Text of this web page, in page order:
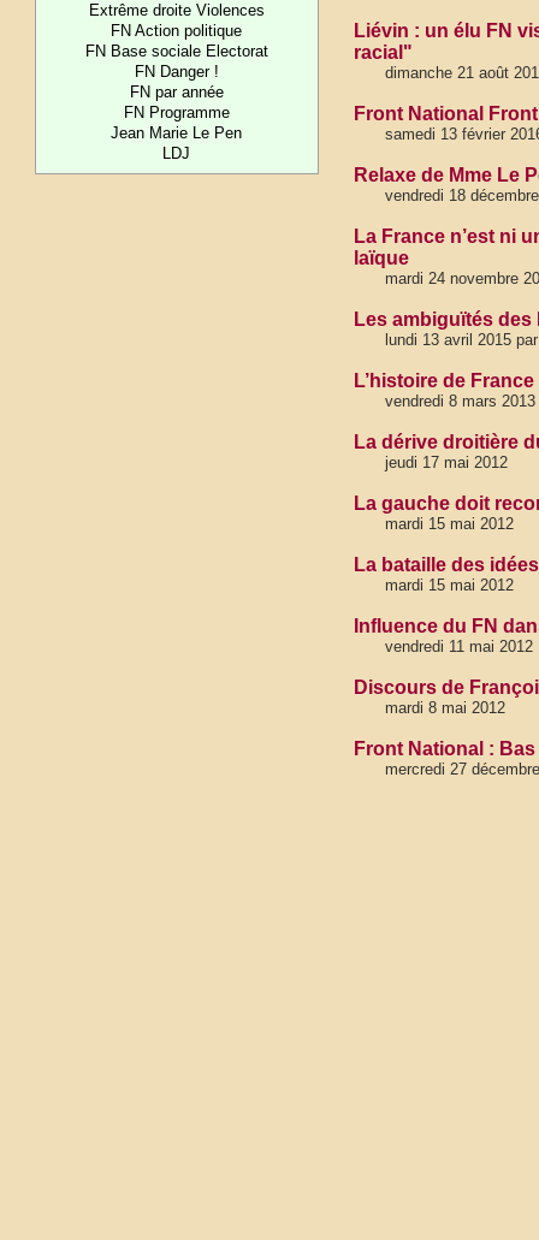
Extrême droite Violences
FN Action politique
FN Base sociale Electorat
FN Danger !
FN par année
FN Programme
Jean Marie Le Pen
LDJ
Liévin : un élu FN
racial"
dimanche 21 août
Front National
samedi 13 février
Relaxe de Mme Le
vendredi 18
La France n’est ni
laïque
mardi 24 novembre
Les ambiguïtés des
lundi 13 avril 2015
L’histoire de
vendredi 8 mars 2013
La dérive droitière
jeudi 17 mai 2012
La gauche doit
mardi 15 mai 2012
La bataille des
mardi 15 mai 2012
Influence du FN
vendredi 11 mai 2012
Discours de
mardi 8 mai 2012
Front National :
mercredi 27